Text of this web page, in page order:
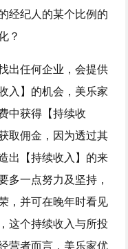
经纪人的某个比例的
？
出任何企业，会提供
入】的机会，美乐家
中获得【持续收
取佣金，因为透过其
出【持续收入】的来
多一点努力及坚持，
，并可在晚年时看见
这个持续收入与所投
营者而言，美乐家优